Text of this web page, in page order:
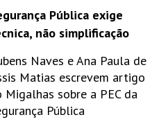
Pública exige
não simplificação
Naves e Ana Paula de
Matias escrevem artigo
Migalhas sobre a PEC da
Pública